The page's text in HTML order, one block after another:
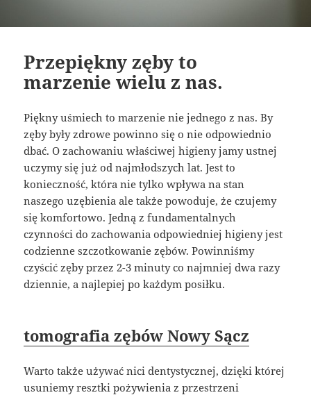
Przepiękny zęby to
marzenie wielu z nas.
Piękny uśmiech to marzenie nie jednego z nas. By
zęby były zdrowe powinno się o nie odpowiednio
dbać. O zachowaniu właściwej higieny jamy ustnej
uczymy się już od najmłodszych lat. Jest to
konieczność, która nie tylko wpływa na stan
naszego uzębienia ale także powoduje, że czujemy
się komfortowo. Jedną z fundamentalnych
czynności do zachowania odpowiedniej higieny jest
codzienne szczotkowanie zębów. Powinniśmy
czyścić zęby przez 2-3 minuty co najmniej dwa razy
dziennie, a najlepiej po każdym posiłku.
tomografia zębów Nowy Sącz
Warto także używać nici dentystycznej, dzięki której
usuniemy resztki pożywienia z przestrzeni